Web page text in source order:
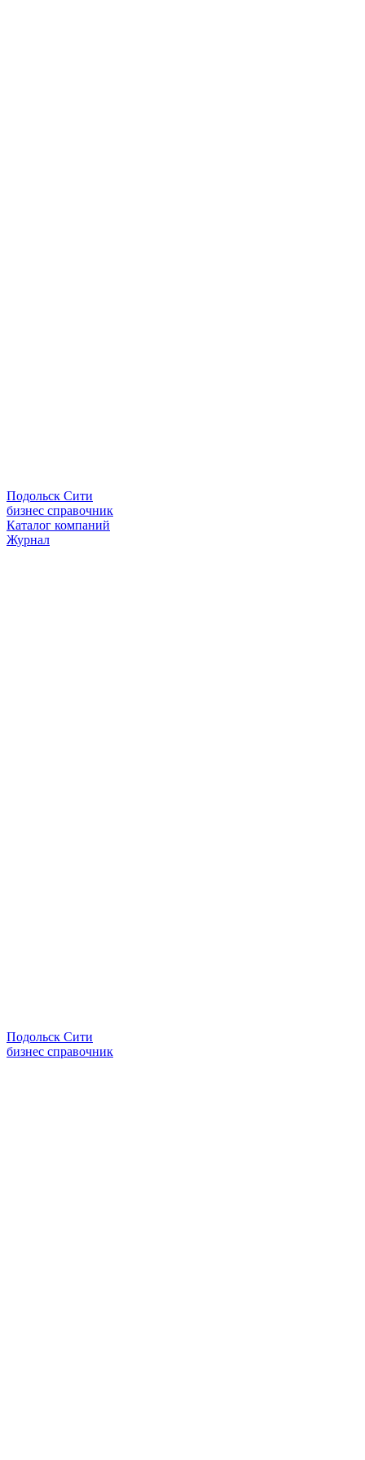
Подольск Сити
бизнес справочник
Каталог компаний
Журнал
Подольск Сити
бизнес справочник